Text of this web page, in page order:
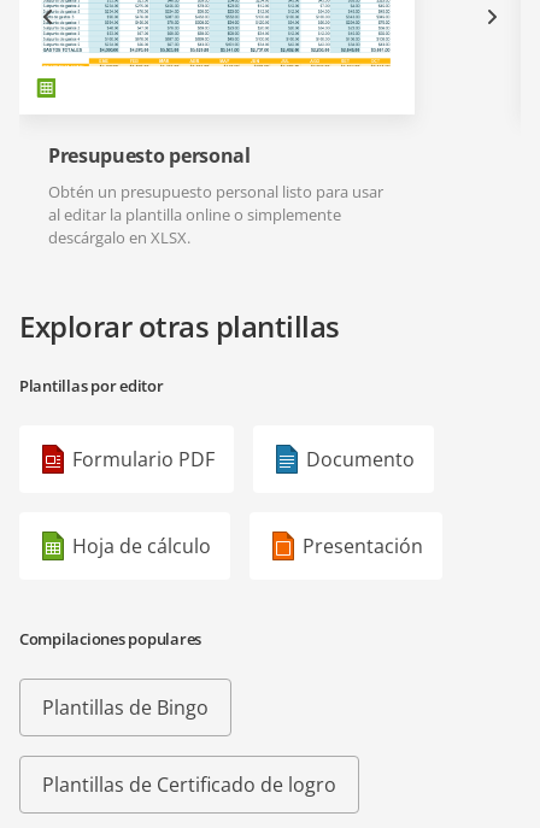
Presupuesto personal
Obtén un presupuesto personal listo para usar
al editar la plantilla online o simplemente
descárgalo en XLSX.
Explorar otras plantillas
Plantillas por editor
Formulario PDF Documento
Hoja de cálculo Presentación
Compilaciones populares
Plantillas de Bingo
Plantillas de Certificado de logro